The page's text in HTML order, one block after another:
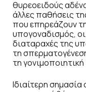
θυρεοειδούς
άλλες παθήσεις
που επηρεάζουν
υπογοναδισμός,
διαταραχές της
τη
τη
Ιδιαίτερη